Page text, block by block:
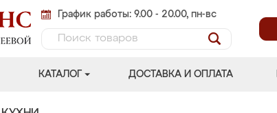
График работы: 9.00 - 20.00, пн-вс
КАТАЛОГ ДОСТАВКА И ОПЛАТА